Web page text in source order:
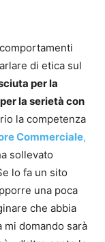
di etica sul
per la
la serietà con
la competenza
Commerciale,
sollevato
lo fa un sito
una poca
che abbia
domando sarà